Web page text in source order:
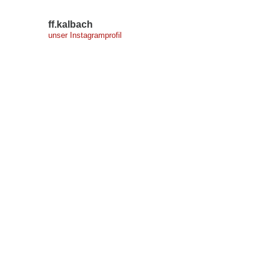
ff.kalbach
unser Instagramprofil